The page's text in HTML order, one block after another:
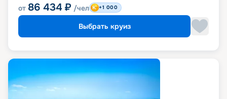
от 86 434 ₽ /чел +1 000
Выбрать круиз